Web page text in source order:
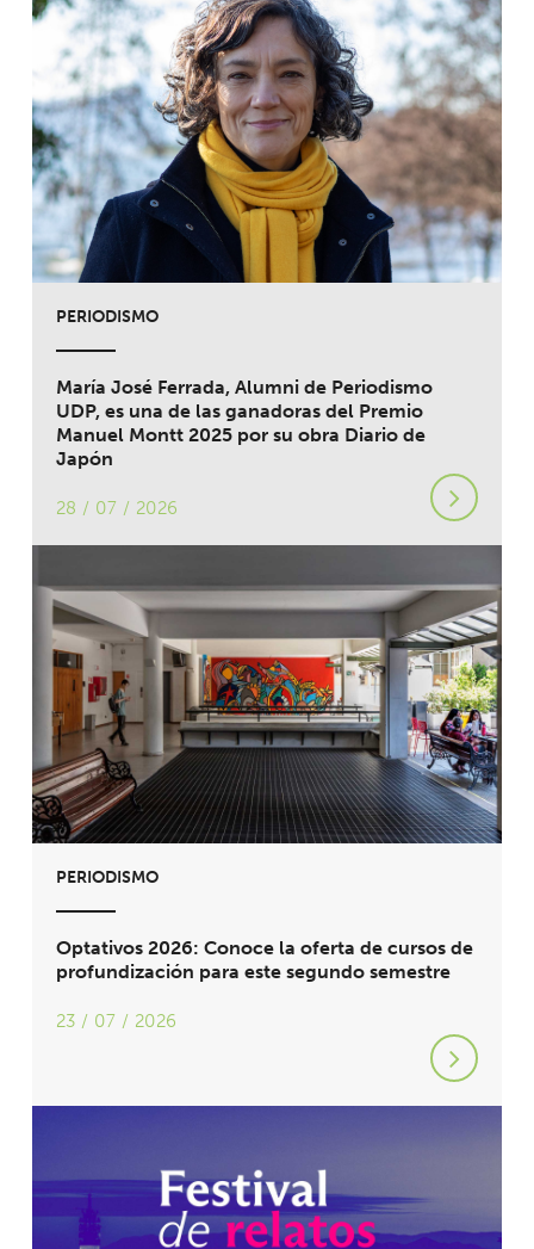
PERIODISMO
María José Ferrada, Alumni de Periodismo
UDP, es una de las ganadoras del Premio
Manuel Montt 2025 por su obra Diario de
Japón
28 / 07 / 2026
PERIODISMO
Optativos 2026: Conoce la oferta de cursos de
profundización para este segundo semestre
23 / 07 / 2026